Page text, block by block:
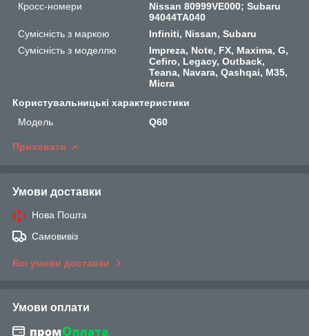
Кросс-номери
Nissan 80999VE000; Subaru
94044TA040
Сумісність з маркою
Infiniti, Nissan, Subaru
Сумісність з моделлю
Impreza, Note, FX, Maxima, G,
Cefiro, Legacy, Outback,
Teana, Navara, Qashqai, M35,
Micra
Користувальницькі характеристики
Мoдель
Q60
Приховати
Умови доставки
Нова Пошта
Самовивіз
Всі умови доставки
Умови оплати